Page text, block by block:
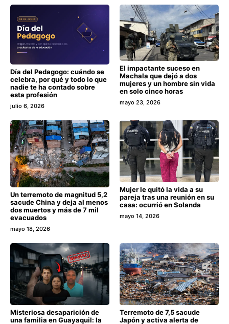
Día del Pedagogo: cuándo se
celebra, por qué y todo lo que
nadie te ha contado sobre
esta profesión
julio 6, 2026
El impactante suceso en
Machala que dejó a dos
mujeres y un hombre sin vida
en solo cinco horas
mayo 23, 2026
Un terremoto de magnitud 5,2
sacude China y deja al menos
dos muertos y más de 7 mil
evacuados
mayo 18, 2026
Mujer le quitó la vida a su
pareja tras una reunión en su
casa: ocurrió en Solanda
mayo 14, 2026
Misteriosa desaparición de
una familia en Guayaquil: la
Terremoto de 7,5 sacude
Japón y activa alerta de